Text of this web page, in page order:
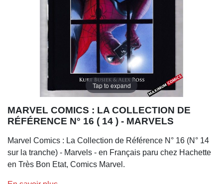
Tap to expand
MARVEL COMICS : LA COLLECTION DE
RÉFÉRENCE N° 16 ( 14 ) - MARVELS
Marvel Comics : La Collection de Référence N° 16 (N° 14
sur la tranche) - Marvels - en Français paru chez Hachette
en Très Bon Etat, Comics Marvel.